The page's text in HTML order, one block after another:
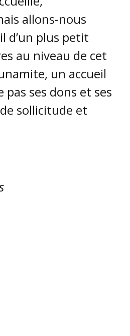
allons-nous
d’un plus petit
au niveau de cet
un accueil
ses dons et ses
sollicitude et